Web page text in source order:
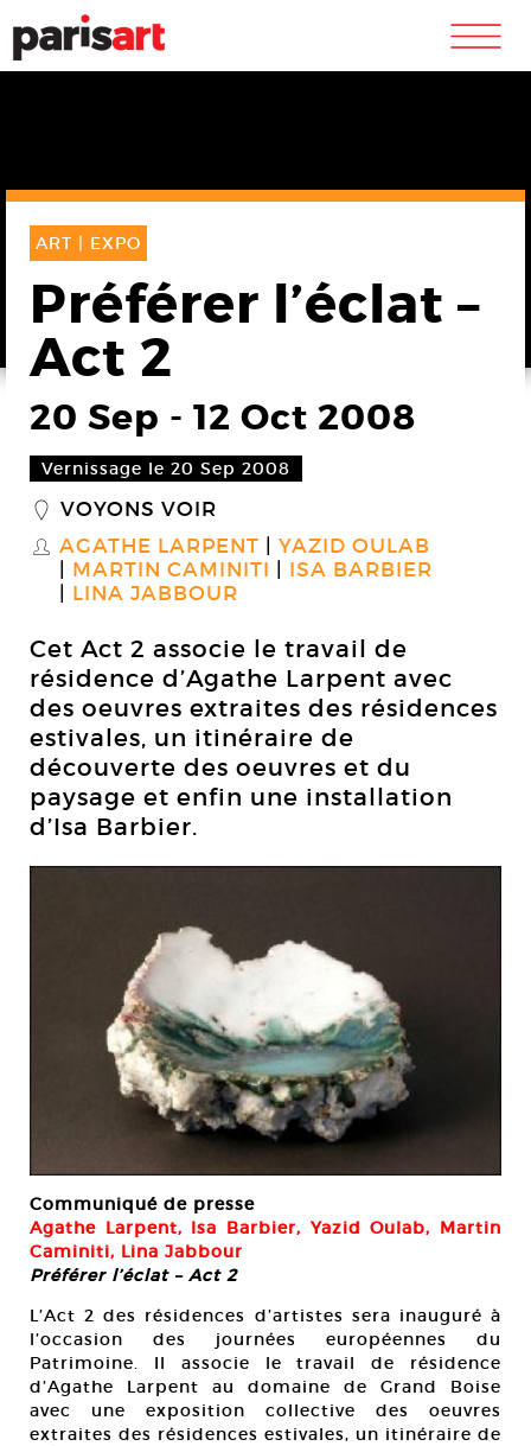
m
ART | EXPO
Préférer l’éclat –
Act 2
20 Sep - 12 Oct 2008
Vernissage le 20 Sep 2008
_ VOYONS VOIR
S AGATHE LARPENT
YAZID OULAB
MARTIN CAMINITI
ISA BARBIER
LINA JABBOUR
Cet Act 2 associe le travail de
résidence d’Agathe Larpent avec
des oeuvres extraites des résidences
estivales, un itinéraire de
découverte des oeuvres et du
paysage et enfin une installation
d’Isa Barbier.
Communiqué de presse
Agathe Larpent, Isa Barbier, Yazid Oulab, Martin
Caminiti, Lina Jabbour
Préférer l’éclat – Act 2
L’Act 2 des résidences d’artistes sera inauguré à
l’occasion des journées européennes du
Patrimoine. Il associe le travail de résidence
d’Agathe Larpent au domaine de Grand Boise
avec une exposition collective des oeuvres
extraites des résidences estivales, un itinéraire de